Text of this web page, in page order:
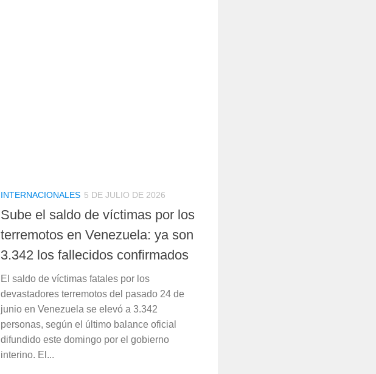
INTERNACIONALES 5 DE JULIO DE 2026
Sube el saldo de víctimas por los
terremotos en Venezuela: ya son
3.342 los fallecidos confirmados
El saldo de víctimas fatales por los
devastadores terremotos del pasado 24 de
junio en Venezuela se elevó a 3.342
personas, según el último balance oficial
difundido este domingo por el gobierno
interino. El...